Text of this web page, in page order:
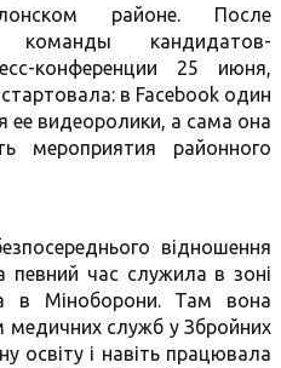
районе. После
команды кандидатов-
конференции 25 июня,
в Facebook один
ее видеоролики, а сама она
мероприятия районного
відношення
певний час служила в зоні
в Міноборони. Там вона
служб у Збройних
освіту і навіть працювала